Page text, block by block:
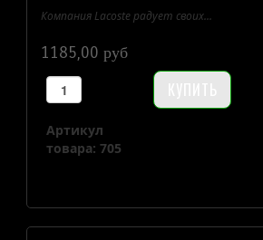
Компания Lacoste радует своих...
1185,00 руб
Артикул
товара: 705